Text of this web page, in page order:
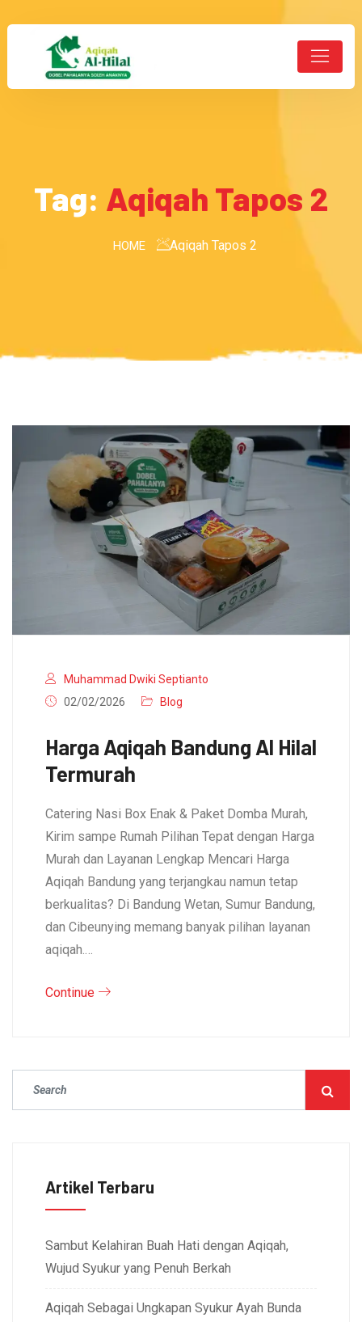
Tag: Aqiqah Tapos 2
HOME Aqiqah Tapos 2
Muhammad Dwiki Septianto
02/02/2026
Blog
Harga Aqiqah Bandung Al Hilal
Termurah
Catering Nasi Box Enak & Paket Domba Murah,
Kirim sampe Rumah Pilihan Tepat dengan Harga
Murah dan Layanan Lengkap Mencari Harga
Aqiqah Bandung yang terjangkau namun tetap
berkualitas? Di Bandung Wetan, Sumur Bandung,
dan Cibeunying memang banyak pilihan layanan
aqiqah.…
Continue
Artikel Terbaru
Sambut Kelahiran Buah Hati dengan Aqiqah,
Wujud Syukur yang Penuh Berkah
Aqiqah Sebagai Ungkapan Syukur Ayah Bunda